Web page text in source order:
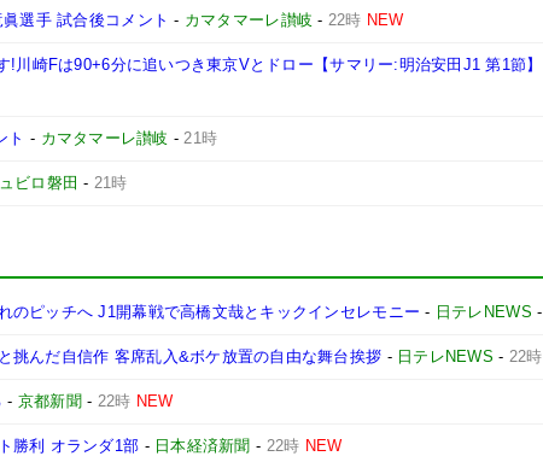
選手 試合後コメント - カマタマーレ讃岐 - 22時 NEW
川崎Fは90+6分に追いつき東京Vとドロー【サマリー:明治安田J1 第1節】
ト - カマタマーレ讃岐 -21時
ビロ磐田 - 21時
のピッチへ J1開幕戦で高橋文哉とキックインセレモニー - 日テレNEWS -
挑んだ自信作 客席乱入&ボケ放置の自由な舞台挨拶 - 日テレNEWS - 22時
- 京都新聞 - 22時 NEW
勝利 オランダ1部 - 日本経済新聞 - 22時 NEW